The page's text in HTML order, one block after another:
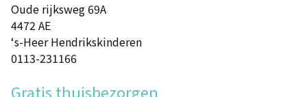
Oude rijksweg 69A
4472 AE
‘s-Heer Hendrikskinderen
0113-231166
Gratis thuisbezorgen